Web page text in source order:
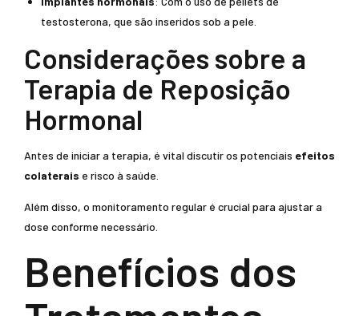
testosterona, que são inseridos sob a pele.
Considerações sobre a
Terapia de Reposição
Hormonal
Antes de iniciar a terapia, é vital discutir os potenciais efeitos
colaterais e risco à saúde.
Além disso, o monitoramento regular é crucial para ajustar a
dose conforme necessário.
Benefícios dos